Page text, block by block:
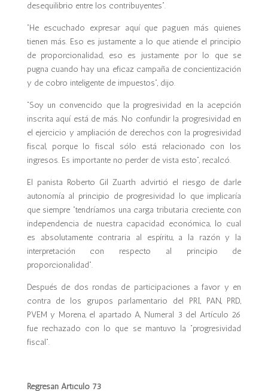
desequilibrio entre los contribuyentes”.
“He escuchado expresar aquí que paguen más quienes
tienen más. Eso es justamente a lo que atiende el principio
de proporcionalidad, eso es justamente por lo que se
pugna cuando hay una eficaz campaña de concientización
y de cobro inteligente de impuestos”, dijo.
“Soy un convencido que la progresividad en la acepción
inscrita aquí está de más. No confundir la progresividad en
el ejercicio y ampliación de derechos con la progresividad
fiscal, porque lo fiscal sólo está relacionado con los
ingresos. Es importante no perder de vista esto”, recalcó.
El panista Roberto Gil Zuarth advirtió el riesgo de darle
autonomía al principio de progresividad lo que implicaría
que siempre “tendríamos una carga tributaria creciente, con
independencia de nuestra capacidad económica, lo cual
es absolutamente contraria al espíritu, a la razón y la
interpretación con respecto al principio de
proporcionalidad”.
Después de dos rondas de participaciones a favor y en
contra de los grupos parlamentario del PRI, PAN, PRD,
PVEM y Morena, el apartado A, Numeral 3 del Artículo 26
fue rechazado con lo que se mantuvo la “progresividad
fiscal”.
Regresan Artículo 73